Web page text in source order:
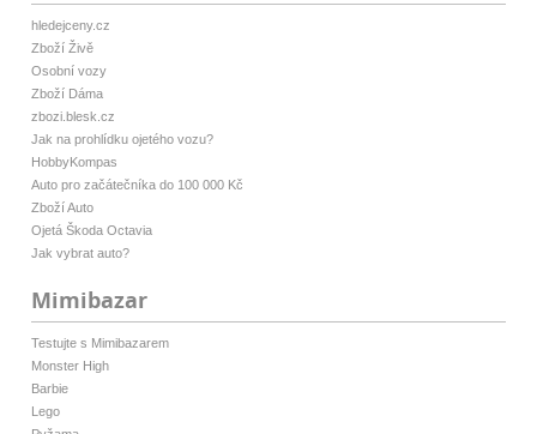
hledejceny.cz
Zboží Živě
Osobní vozy
Zboží Dáma
zbozi.blesk.cz
Jak na prohlídku ojetého vozu?
HobbyKompas
Auto pro začátečníka do 100 000 Kč
Zboží Auto
Ojetá Škoda Octavia
Jak vybrat auto?
Mimibazar
Testujte s Mimibazarem
Monster High
Barbie
Lego